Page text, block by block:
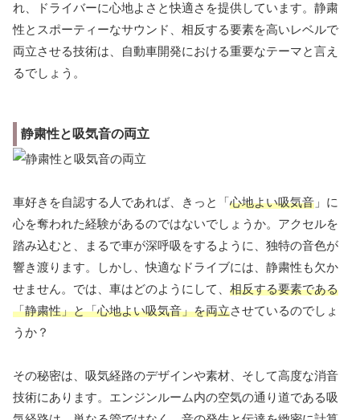
れ、ドライバーに心地よさと快適さを提供しています。静粛
性とスポーティーなサウンド、相反する要素を高いレベルで
両立させる技術は、自動車開発における重要なテーマと言え
るでしょう。
静粛性と吸気音の両立
車好きを自認する人であれば、きっと「心地よい吸気音 」に
心を奪われた経験があるのではないでしょうか。アクセルを
踏み込むと、まるで車が深呼吸をするように、独特の音色が
響き渡ります。しかし、快適なドライブには、静粛性も欠か
せません。では、車はどのようにして、 相反する要素である
「静粛性」と「心地よい吸気音」を両立させているのでしょ
うか？
その秘密は、吸気経路のデザインや素材、そして高度な消音
技術にあります。エンジンルーム内の空気の通り道である吸